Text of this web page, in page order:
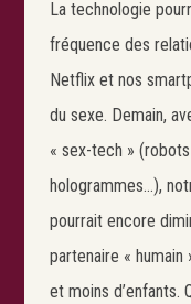
La technologie
fréquence des
Netflix et nos
du sexe. Demain,
« sex-tech »
hologrammes…),
pourrait encore
partenaire «
et moins d’enfants.